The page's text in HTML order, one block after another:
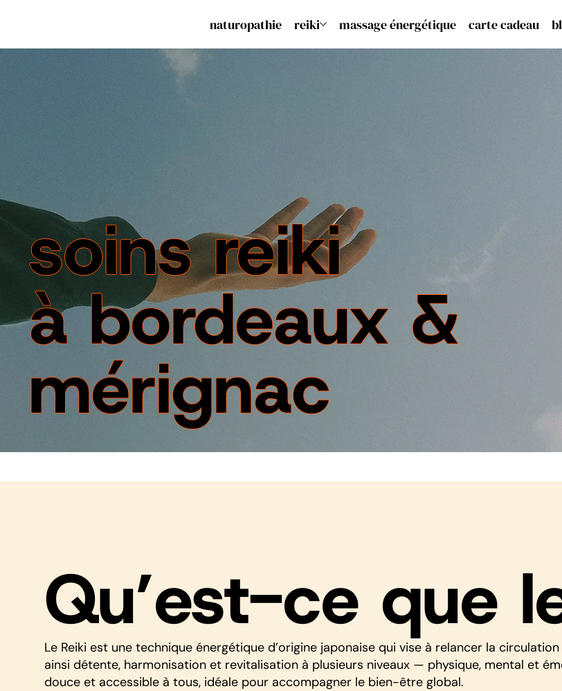
naturopathie reiki massage énergétique carte cadeau
soins reiki
à bordeaux &
mérignac
Qu’est-ce que
Le Reiki est une technique énergétique d’origine japonaise qui vise à relancer la
ainsi détente, harmonisation et revitalisation à plusieurs niveaux — physique, mental et
douce et accessible à tous, idéale pour accompagner le bien-être global.